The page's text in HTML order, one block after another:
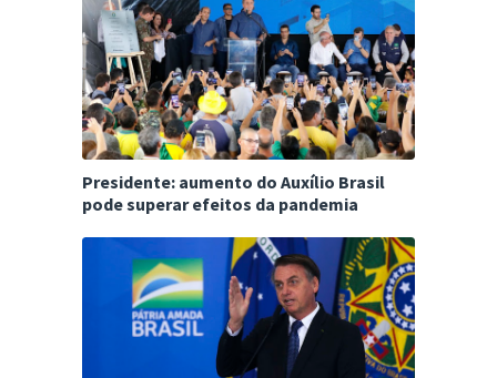
Presidente: aumento do Auxílio Brasil
pode superar efeitos da pandemia